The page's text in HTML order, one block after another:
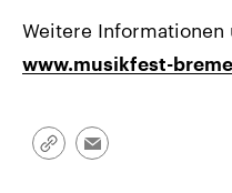
Weitere
www.musikfest-
Link
Email